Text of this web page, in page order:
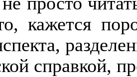
кажется
справкой,